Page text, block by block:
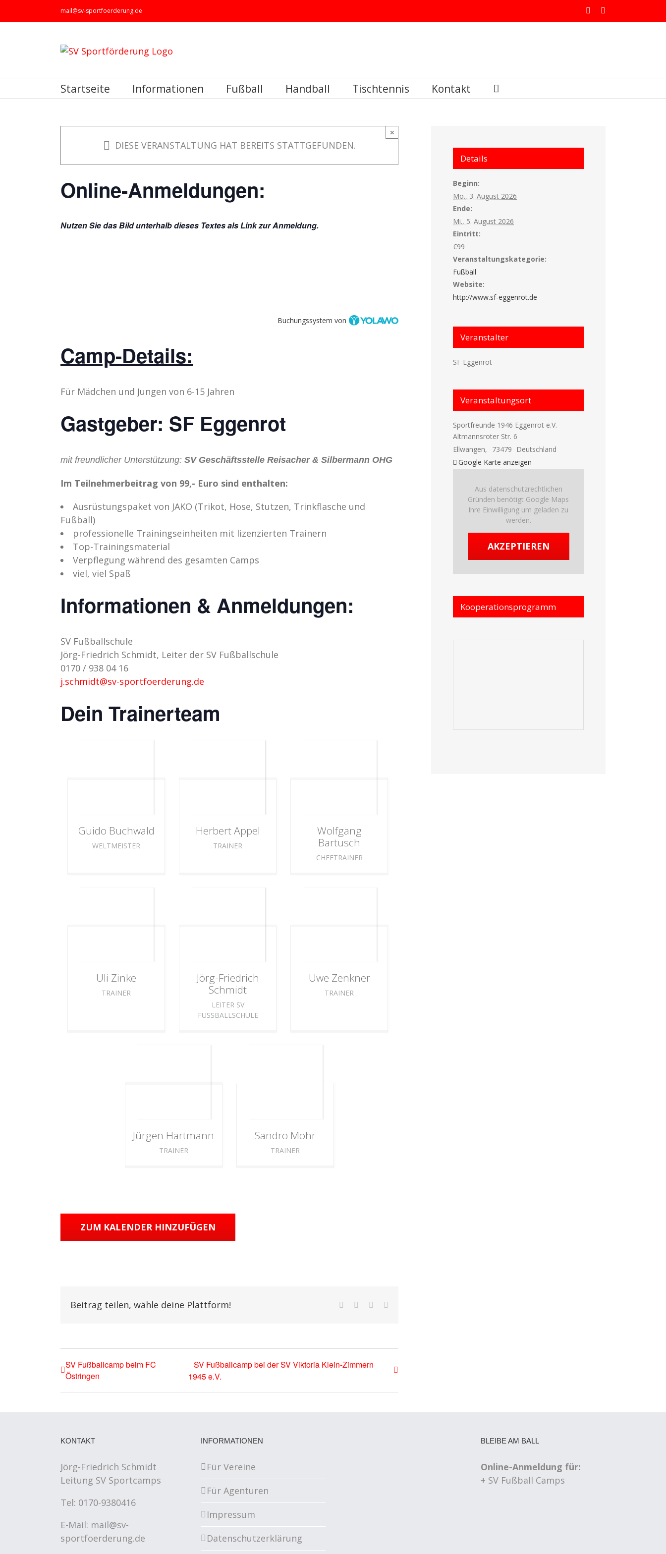
Inhalt
mail@sv-sportfoerderung.de Facebook
Startseite Informationen Fußball Handball Tischtennis Kontakt
DIESE VERANSTALTUNG HAT BEREITS STATTGEFUNDEN.
×
Online-Anmeldungen:
Nutzen Sie das Bild unterhalb dieses Textes als Link zur Anmeldung.
Buchungssystem von
Camp-Details:
Für Mädchen und Jungen von 6-15 Jahren
Gastgeber: SF Eggenrot
mit freundlicher Unterstützung: SV Geschäftsstelle Reisacher & Silbermann OHG
Im Teilnehmerbeitrag von 99,- Euro sind enthalten:
Ausrüstungspaket von JAKO (Trikot, Hose, Stutzen, Trinkflasche und
Fußball)
professionelle Trainingseinheiten mit lizenzierten Trainern
Top-Trainingsmaterial
Verpflegung während des gesamten Camps
viel, viel Spaß
Informationen & Anmeldungen:
SV Fußballschule
Jörg-Friedrich Schmidt, Leiter der SV Fußballschule
0170 / 938 04 16
j.schmidt@sv-sportfoerderung.de
Dein Trainerteam
Guido Buchwald
WELTMEISTER
HerbertAppel
TRAINER
Wolfgang
Bartusch
CHEFTRAINER
Uli Zinke
TRAINER
Jörg-Friedrich
Schmidt
LEITER SV
FUSSBALLSCHULE
Uwe Zenkner
TRAINER
Jürgen Hartmann
TRAINER
Sandro Mohr
TRAINER
ZUM KALENDER HINZUFÜGEN
Beitrag teilen, wähle deine Plattform! Facebook WhatsApp
SV Fußballcamp beim FC
Östringen
SV Fußballcamp bei der SV Viktoria Klein-Zimmern
1945 e.V.
Details
Beginn:
Mo., 3. August 2026
Ende:
Mi., 5. August 2026
Eintritt:
€99
Veranstaltungskategorie:
Fußball
Website:
http://www.sf-eggenrot.de
Veranstalter
SF Eggenrot
Veranstaltungsort
Sportfreunde 1946 Eggenrot e.V.
Altmannsroter Str. 6
Ellwangen, 73479
Deutschland
Google Karte anzeigen
Aus datenschutzrechtlichen
Gründen benötigt Google Maps
Ihre Einwilligung um geladen zu
werden.
AKZEPTIEREN
Kooperationsprogramm
KONTAKT
Jörg-Friedrich Schmidt
Leitung SV Sportcamps
Tel: 0170-9380416
E-Mail: mail@sv-
sportfoerderung.de
INFORMATIONEN
Für Vereine
Für Agenturen
Impressum
Datenschutzerklärung
BLEIBE AM BALL
Online-Anmeldung für:
+ SV Fußball Camps